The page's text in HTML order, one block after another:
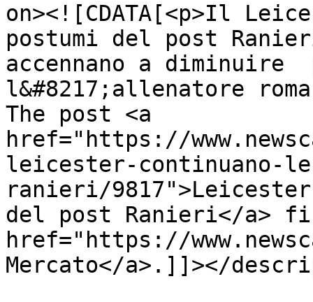
on><![CDATA[<p>Il
postumi del post
accennano a
l&#8217;allenatore
The post <a
href="https://
leicester-continuano-
ranieri/
del post Ranieri</a>
href="https://
Mercato</a>.]]></